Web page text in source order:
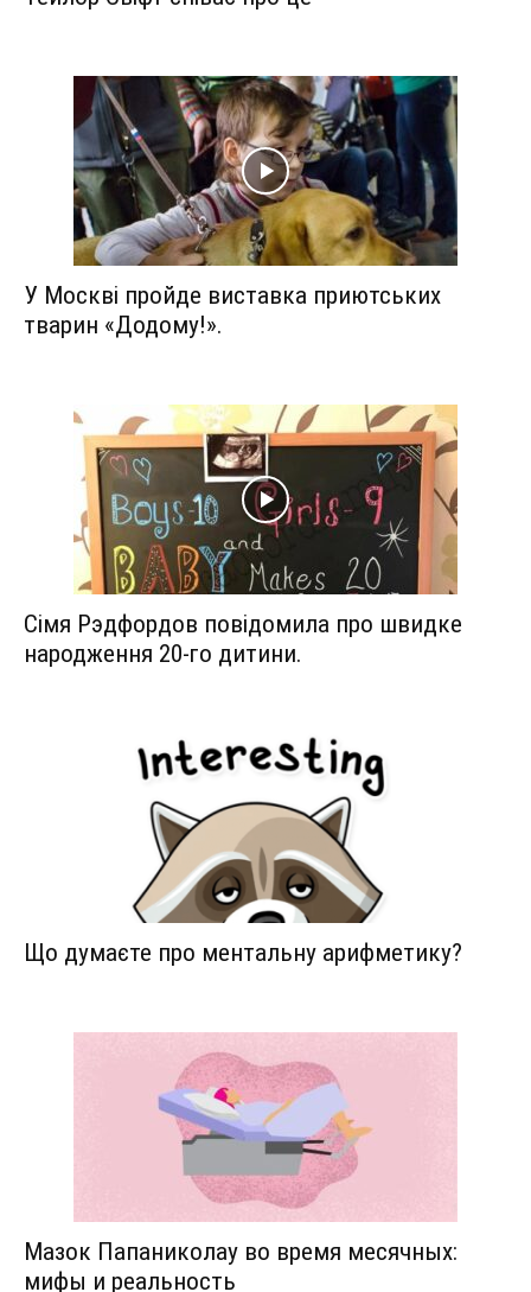
У Москві пройде виставка приютських
тварин «Додому!».
Сімя Рэдфордов повідомила про швидке
народження 20-го дитини.
Що думаєте про ментальну арифметику?
Мазок Папаниколау во время месячных:
мифы и реальность